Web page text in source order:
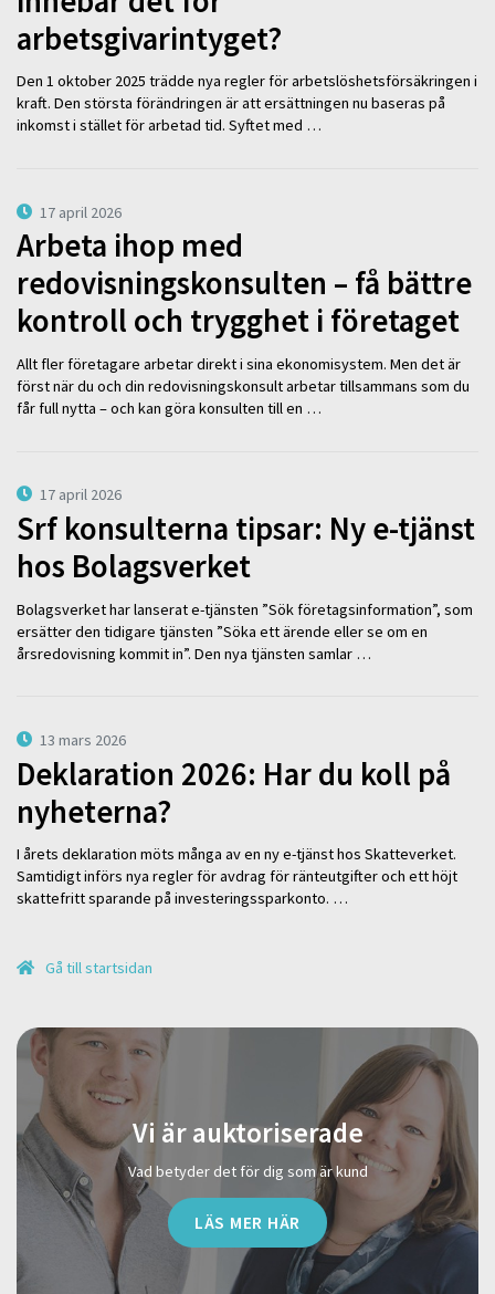
arbetsgivarintyget?
Den 1 oktober 2025 trädde nya regler för arbetslöshetsförsäkringen i
kraft. Den största förändringen är att ersättningen nu baseras på
inkomst i stället för arbetad tid. Syftet med …
17 april 2026
Arbeta ihop med
redovisningskonsulten – få bättre
kontroll och trygghet i företaget
Allt fler företagare arbetar direkt i sina ekonomisystem. Men det är
först när du och din redovisningskonsult arbetar tillsammans som du
får full nytta – och kan göra konsulten till en …
17 april 2026
Srf konsulterna tipsar: Ny e-tjänst
hos Bolagsverket
Bolagsverket har lanserat e-tjänsten ”Sök företagsinformation”, som
ersätter den tidigare tjänsten ”Söka ett ärende eller se om en
årsredovisning kommit in”. Den nya tjänsten samlar …
13 mars 2026
Deklaration 2026: Har du koll på
nyheterna?
I årets deklaration möts många av en ny e-tjänst hos Skatteverket.
Samtidigt införs nya regler för avdrag för ränteutgifter och ett höjt
skattefritt sparande på investeringssparkonto. …
Gå till startsidan
Vi är auktoriserade
Vad betyder det för dig som är kund
LÄS MER HÄR